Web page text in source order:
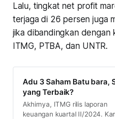
Lalu, tingkat net profit
terjaga di 26 persen juga
jika dibandingkan
ITMG, PTBA, dan UNTR.
Adu 3 Saham Batu bara,
yang Terbaik?
Akhirnya, ITMG rilis laporan
keuangan kuartal II/2024.